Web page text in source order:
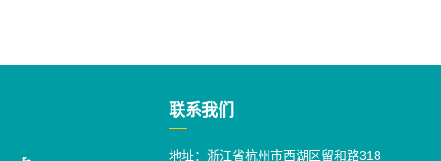
联系我们
地址：浙江省杭州市西湖区留和路318